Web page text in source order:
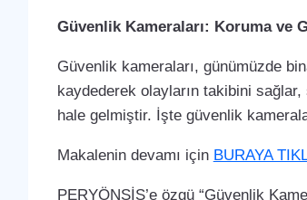
Güvenlik Kameraları: Koruma ve
Güvenlik kameraları, günümüzde
kaydederek olayların takibini
hale gelmiştir. İşte güvenlik
Makalenin devamı için BURAYA
PERYÖNSİS’e özgü “Güvenlik